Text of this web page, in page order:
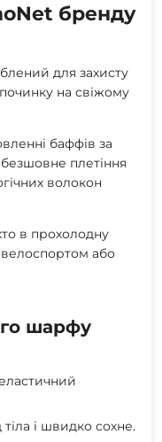
бренду
для захисту
на свіжому
баффів за
плетіння
волокон
в прохолодну
або
шарфу
і швидко сохне.